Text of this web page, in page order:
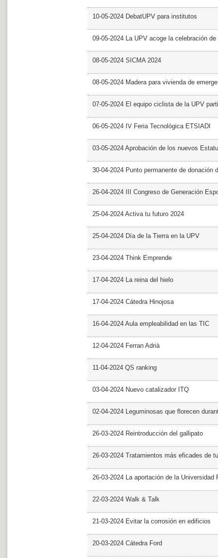
10-05-2024 DebatUPV para institutos
09-05-2024 La UPV acoge la celebración
08-05-2024 SICMA 2024
08-05-2024 Madera para vivienda de
07-05-2024 El equipo ciclista de la UPV
06-05-2024 IV Feria Tecnológica ETSIADI
03-05-2024 Aprobación de los nuevos
30-04-2024 Punto permanente de donación
26-04-2024 III Congreso de Generación
25-04-2024 Activa tu futuro 2024
25-04-2024 Día de la Tierra en la UPV
23-04-2024 Think Emprende
17-04-2024 La reina del hielo
17-04-2024 Cátedra Hinojosa
16-04-2024 Aula empleabilidad en las TIC
12-04-2024 Ferran Adrià
11-04-2024 QS ranking
03-04-2024 Nuevo catalizador ITQ
02-04-2024 Leguminosas que florecen
26-03-2024 Reintroducción del gallipato
26-03-2024 Tratamientos más eficades de
26-03-2024 La aportación de la Universidad
22-03-2024 Walk & Talk
21-03-2024 Evitar la corrosión en edificios
20-03-2024 Cátedra Ford